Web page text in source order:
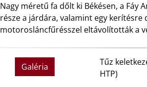
Nagy méretű fa dőlt ki Békésen, a Fáy
része a járdára, valamint egy
motorosláncfűrésszel eltávolították a
Galéria
Tűz
HTP)